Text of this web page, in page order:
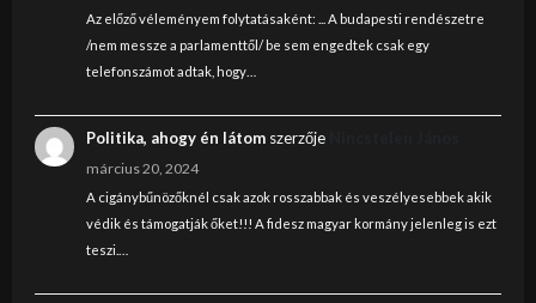
Az előző véleményem folytatásaként: ... A budapesti rendészetre
/nem messze a parlamenttől/ be sem engedtek csak egy
telefonszámot adtak, hogy…
Politika, ahogy én látomszerzője
március 20, 2024
A cigánybűnözőknél csak azok rosszabbak és veszélyesebbek akik
védik és támogatják őket!!! A fidesz magyar kormány jelenleg is ezt
teszi.…